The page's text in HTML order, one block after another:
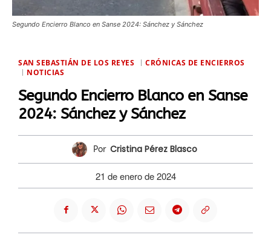
Segundo Encierro Blanco en Sanse 2024: Sánchez y Sánchez
SAN SEBASTIÁN DE LOS REYES
CRÓNICAS DE ENCIERROS
NOTICIAS
Segundo Encierro Blanco en Sanse
2024: Sánchez y Sánchez
Por Cristina Pérez Blasco
21 de enero de 2024